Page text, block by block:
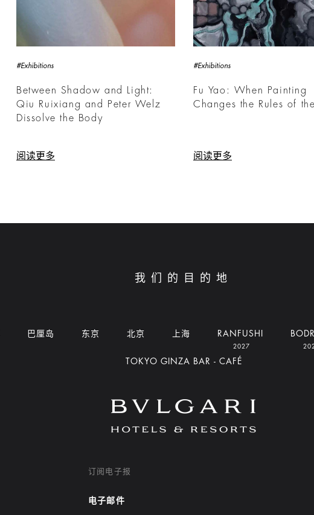
#Exhibitions
Between Shadow and Light:
Qiu Ruixiang and Peter Welz
Dissolve the Body
阅读更多
#Exhibitions
Fu Yao: When Painting
Changes the Rules of
阅读更多
我们的目的地
巴厘岛 东京 北京 上海 RANFUSHI
2027
TOKYO GINZA BAR - CAFÉ
订阅电子报
电子邮件